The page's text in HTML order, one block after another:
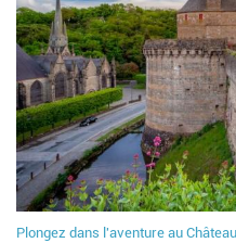
Plongez dans l'aventure au